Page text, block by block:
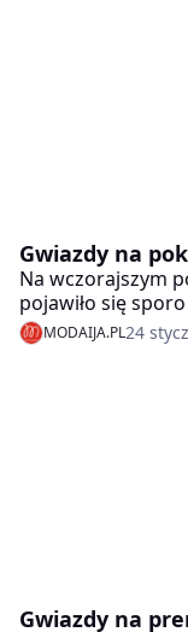
Wśród gości
Krupę, Annę
Ślotałę,
Gwiazdy na
Na wczorajszym
pojawiło się
wybrało kreacje
Lach.
MODAIJA.PL24
Gwiazdy na